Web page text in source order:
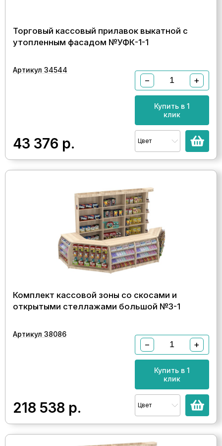
Торговый кассовый прилавок выкатной с
утопленным фасадом №УФК-1-1
Артикул 34544
43 376 р.
− +
Купить в 1
клик
Цвет
Комплект кассовой зоны со скосами и
открытыми стеллажами большой №3-1
Артикул 38086
218 538 р.
− +
Купить в 1
клик
Цвет